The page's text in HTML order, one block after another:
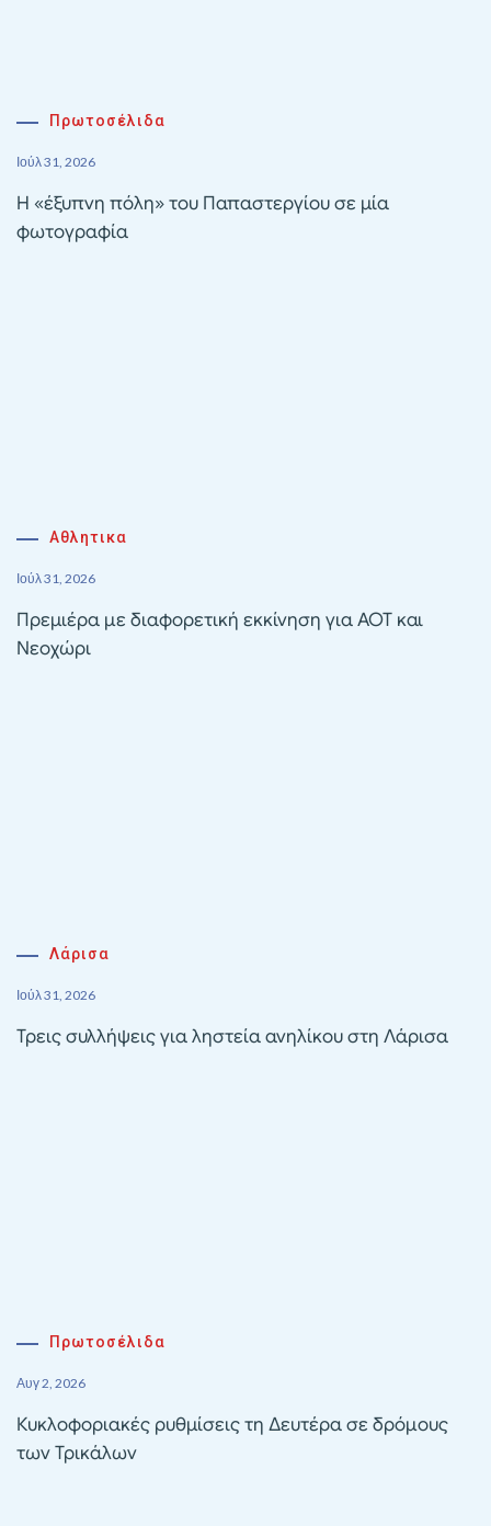
Πρωτοσέλιδα
Ιούλ 31, 2026
Η «έξυπνη πόλη» του Παπαστεργίου σε μία
φωτογραφία
Αθλητικα
Ιούλ 31, 2026
Πρεμιέρα με διαφορετική εκκίνηση για ΑΟΤ και
Νεοχώρι
Λάρισα
Ιούλ 31, 2026
Τρεις συλλήψεις για ληστεία ανηλίκου στη Λάρισα
Πρωτοσέλιδα
Αυγ 2, 2026
Κυκλοφοριακές ρυθμίσεις τη Δευτέρα σε δρόμους
των Τρικάλων